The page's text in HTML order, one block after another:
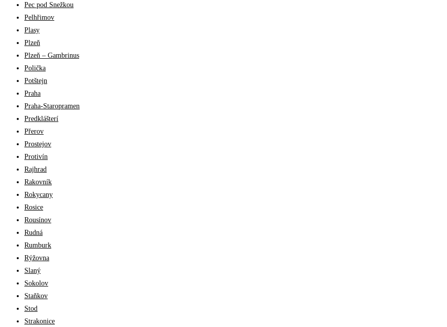
Pec pod Snežkou
Pelhřimov
Plasy
Plzeň
Plzeň – Gambrinus
Polička
Potštejn
Praha
Praha-Staropramen
Predklášterí
Přerov
Prostejov
Protivín
Rajhrad
Rakovník
Rokycany
Rosice
Rousínov
Rudná
Rumburk
Rýžovna
Slaný
Sokolov
Staňkov
Stod
Strakonice